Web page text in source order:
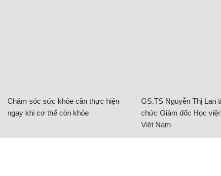
Chăm sóc sức khỏe cần thực hiện
ngay khi cơ thể còn khỏe
GS.TS Nguyễn Thị Lan
chức Giám đốc Học
Việt Nam